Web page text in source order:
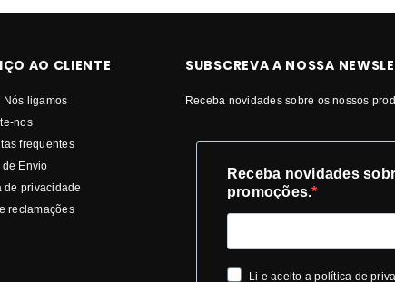
AO CLIENTE
Nós ligamos
nos
frequentes
Envio
de privacidade
reclamações
SUBSCREVA A NOSSA
Receba novidades sobre os nossos
Receba novidades
promoções.
Li e aceito a política de